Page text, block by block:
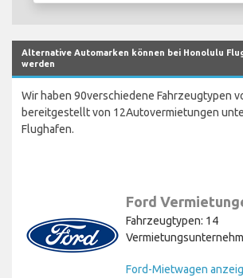
Alternative Automarken können bei Honolulu
werden
Wir haben 90verschiedene Fahrzeugtypen
bereitgestellt von 12Autovermietungen
Flughafen.
Ford
Fahrzeugtypen: 14
Ford-Mietwagen